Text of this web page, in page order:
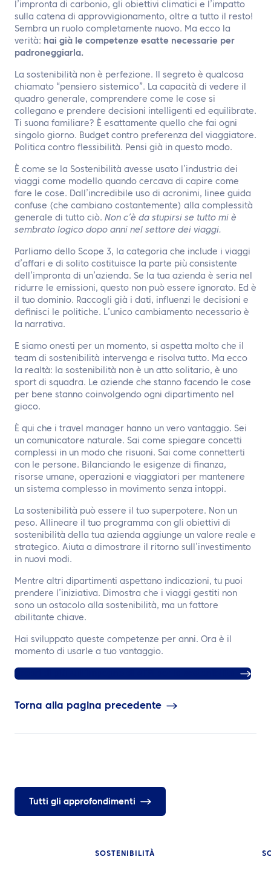
l’impronta di carbonio, gli obiettivi climatici e l’impatto
sulla catena di approvvigionamento, oltre a tutto il resto!
Sembra un ruolo completamente nuovo. Ma ecco la
verità: hai già le competenze esatte necessarie per
padroneggiarla.
La sostenibilità non è perfezione. Il segreto è qualcosa
chiamato “pensiero sistemico”. La capacità di vedere il
quadro generale, comprendere come le cose si
collegano e prendere decisioni intelligenti ed equilibrate.
Ti suona familiare? È esattamente quello che fai ogni
singolo giorno. Budget contro preferenza del viaggiatore.
Politica contro flessibilità. Pensi già in questo modo.
È come se la Sostenibilità avesse usato l’industria dei
viaggi come modello quando cercava di capire come
fare le cose. Dall’incredibile uso di acronimi, linee guida
confuse (che cambiano costantemente) alla complessità
generale di tutto ciò. Non c’è da stupirsi se tutto mi è
sembrato logico dopo anni nel settore dei viaggi.
Parliamo dello Scope 3, la categoria che include i viaggi
d’affari e di solito costituisce la parte più consistente
dell’impronta di un’azienda. Se la tua azienda è seria nel
ridurre le emissioni, questo non può essere ignorato. Ed è
il tuo dominio. Raccogli già i dati, influenzi le decisioni e
definisci le politiche. L’unico cambiamento necessario è
la narrativa.
E siamo onesti per un momento, si aspetta molto che il
team di sostenibilità intervenga e risolva tutto. Ma ecco
la realtà: la sostenibilità non è un atto solitario, è uno
sport di squadra. Le aziende che stanno facendo le cose
per bene stanno coinvolgendo ogni dipartimento nel
gioco.
È qui che i travel manager hanno un vero vantaggio. Sei
un comunicatore naturale. Sai come spiegare concetti
complessi in un modo che risuoni. Sai come connetterti
con le persone. Bilanciando le esigenze di finanza,
risorse umane, operazioni e viaggiatori per mantenere
un sistema complesso in movimento senza intoppi.
La sostenibilità può essere il tuo superpotere. Non un
peso. Allineare il tuo programma con gli obiettivi di
sostenibilità della tua azienda aggiunge un valore reale e
strategico. Aiuta a dimostrare il ritorno sull’investimento
in nuovi modi.
Mentre altri dipartimenti aspettano indicazioni, tu puoi
prendere l’iniziativa. Dimostra che i viaggi gestiti non
sono un ostacolo alla sostenibilità, ma un fattore
abilitante chiave.
Hai sviluppato queste competenze per anni. Ora è il
momento di usarle a tuo vantaggio.
Torna alla pagina precedente
Tutti gli approfondimenti
SOSTENIBILITÀ